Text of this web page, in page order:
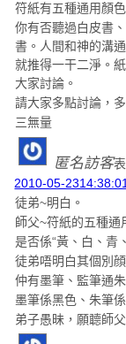
符紙有五種通用顏
你有否聽過白皮書
書。人間和神的溝
就推得一干二淨。
大家討論。
請大家多點討論，
三無量
匿名訪客
2010-05-2314:38:01
徒弟~明白。
師父~符紙的五種通
是否係“黃、白、青
徒弟唔明白其個別
仲有墨筆、監筆通
墨筆係黑色、朱筆
弟子愚昧，願聼師